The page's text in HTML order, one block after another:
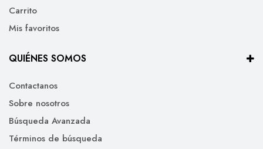
Carrito
Mis favoritos
QUIÉNES SOMOS
Contactanos
Sobre nosotros
Búsqueda Avanzada
Términos de búsqueda